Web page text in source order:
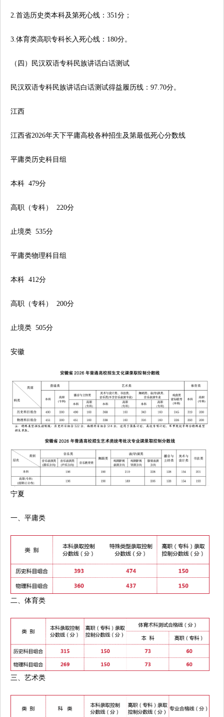
2.首选历史类本科及第死心线：351分；
3.体育类高职专科长入死心线：180分。
（四）民汉双语专科民族讲话白话测试
民汉双语专科民族讲话白话测试得益履历线：97.70分。
江西
江西省2026年天下平庸高校各种招生及第最低死心分数线
平庸类历史科目组
本科 479分
高职（专科） 220分
止境类 535分
平庸类物理科目组
本科 412分
高职（专科） 200分
止境类 505分
安徽
宁夏
一、平庸类
二、体育类
三、艺术类